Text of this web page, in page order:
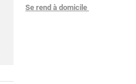
Se rend à domicile